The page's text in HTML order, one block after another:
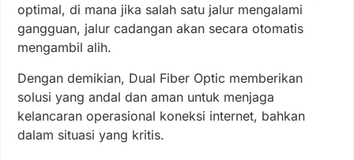
optimal, di mana jika salah satu jalur mengalami
gangguan, jalur cadangan akan secara otomatis
mengambil alih.
Dengan demikian, Dual Fiber Optic memberikan
solusi yang andal dan aman untuk menjaga
kelancaran operasional koneksi internet, bahkan
dalam situasi yang kritis.